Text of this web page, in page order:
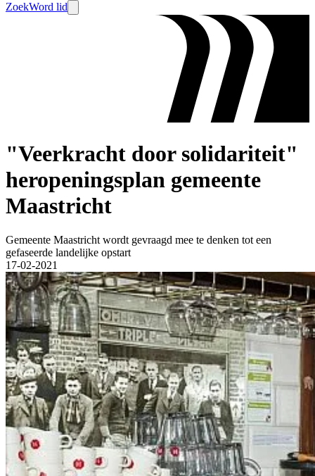
ZoekWord lid
"Veerkracht door solidariteit"
heropeningsplan gemeente
Maastricht
Gemeente Maastricht wordt gevraagd mee te denken tot een
gefaseerde landelijke opstart
17-02-2021